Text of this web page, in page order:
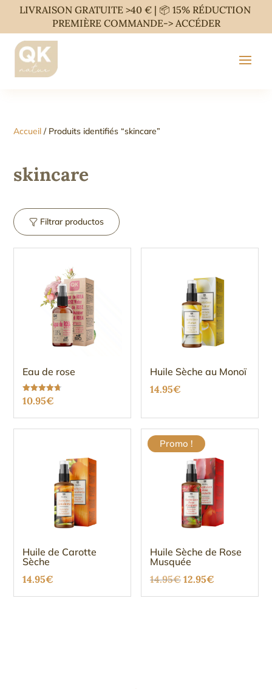
LIVRAISON GRATUITE >40 € | 📦 15% RÉDUCTION
PREMIÈRE COMMANDE-> ACCÉDER
Accueil / Produits identifiés “skincare”
skincare
Filtrar productos
Eau de rose
Note
4.67
10.95€
Huile Sèche au Monoï
14.95€
Huile de Carotte
Sèche
14.95€
Promo !
Huile Sèche de Rose
Musquée
14.95€ Le
prix
12.95€
prix